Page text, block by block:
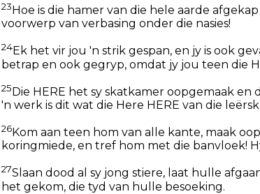
23 Hoe is die hamer van die hele aarde
voorwerp van verbasing onder die nasies!
24Ek het vir jou 'n strik gespan, en jy is ook
betrap en ook gegryp, omdat jy jou teen die
25Die HERE het sy skatkamer oopgemaak
'n werk is dit wat die Here HERE van die
26Kom aan teen hom van alle kante, maak
koringmiede, en tref hom met die banvloek!
27Slaan dood al sy jong stiere, laat hulle
het gekom, die tyd van hulle besoeking.